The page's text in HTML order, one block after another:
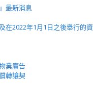
最新消息
在2022年1月1日之後舉行的
業廣告
轉讓契